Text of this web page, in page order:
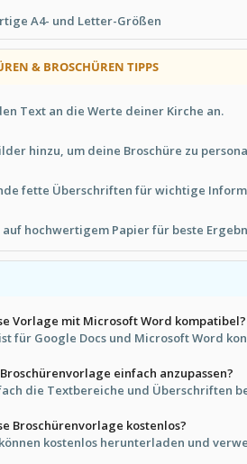
A4- und Letter-Größen
& BROSCHÜREN TIPPS
Text an die Werte deiner Kirche an.
hinzu, um deine Broschüre zu
fette Überschriften für wichtige
auf hochwertigem Papier für beste
Vorlage mit Microsoft Word kompatibel?
ist für Google Docs und Microsoft Word
einfach anzupassen?
die Textbereiche und Überschriften
Broschürenvorlage kostenlos?
können kostenlos herunterladen und